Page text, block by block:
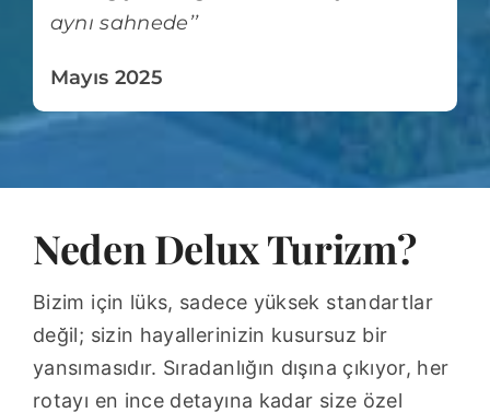
aynı sahnede’’
Mayıs 2025
Neden Delux Turizm?
Bizim için lüks, sadece yüksek standartlar
değil; sizin hayallerinizin kusursuz bir
yansımasıdır. Sıradanlığın dışına çıkıyor, her
rotayı en ince detayına kadar size özel